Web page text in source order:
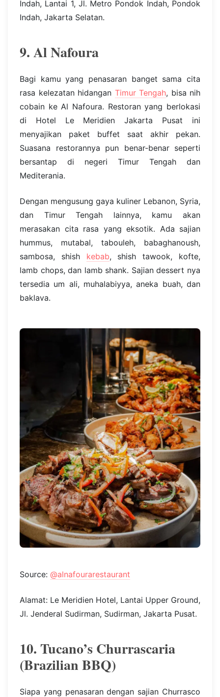
Indah, Lantai 1, Jl. Metro Pondok Indah, Pondok
Indah, Jakarta Selatan.
9. Al Nafoura
Bagi kamu yang penasaran banget sama cita
rasa kelezatan hidangan Timur Tengah, bisa nih
cobain ke Al Nafoura. Restoran yang berlokasi
di Hotel Le Meridien Jakarta Pusat ini
menyajikan paket buffet saat akhir pekan.
Suasana restorannya pun benar-benar seperti
bersantap di negeri Timur Tengah dan
Mediterania.
Dengan mengusung gaya kuliner Lebanon, Syria,
dan Timur Tengah lainnya, kamu akan
merasakan cita rasa yang eksotik. Ada sajian
hummus, mutabal, tabouleh, babaghanoush,
sambosa, shish kebab, shish tawook, kofte,
lamb chops, dan lamb shank. Sajian dessert nya
tersedia um ali, muhalabiyya, aneka buah, dan
baklava.
Source: @alnafourarestaurant
Alamat: Le Meridien Hotel, Lantai Upper Ground,
Jl. Jenderal Sudirman, Sudirman, Jakarta Pusat.
10. Tucano’s Churrascaria
(Brazilian BBQ)
Siapa yang penasaran dengan sajian Churrasco